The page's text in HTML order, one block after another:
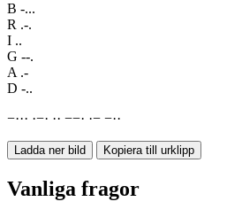
B -...
R .-.
I ..
G --.
A .-
D -..
−··· ·−· ·· −−· ·− −··
Ladda ner bild Kopiera till urklipp
Vanliga fragor